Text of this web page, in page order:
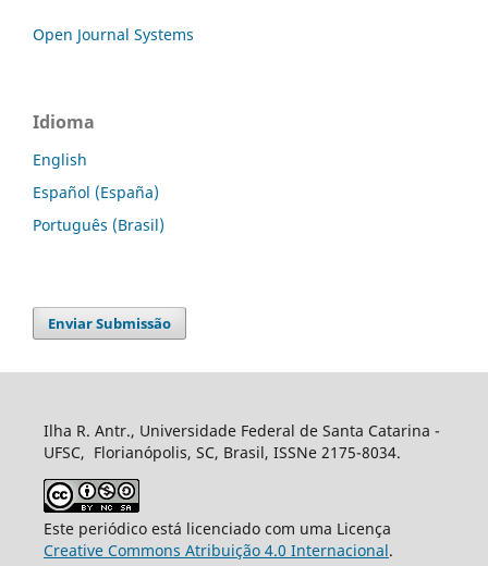
Open Journal Systems
Idioma
English
Español (España)
Português (Brasil)
Enviar Submissão
Ilha R. Antr., Universidade Federal de Santa Catarina -
UFSC, Florianópolis, SC, Brasil, ISSNe 2175-8034.
Este periódico está licenciado com uma Licença
Creative Commons Atribuição 4.0 Internacional.